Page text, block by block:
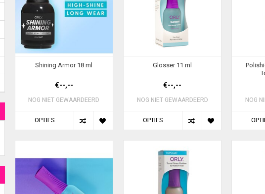
Shining Armor 18 ml
€--,--
NOG NIET GEWAARDEERD
OPTIES
Glosser 11 ml
€--,--
NOG NIET GEWAARDEERD
OPTIES
NOG